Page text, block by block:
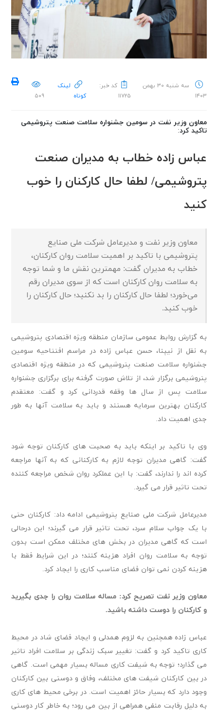
سه شنبه ۳۰ بهمن
۱۴۰۳
کد خبر:
۱۱۷۲۵
لینک
کوتاه
۵۰۹
معاون وزیر نفت در سومین جشنواره سلامت صنعت پتروشیمی
تاکید کرد:
عباس زاده خطاب به مدیران صنعت
پتروشیمی/ لطفا حال کارکنان را خوب
کنید
معاون وزیر نفت و مدیرعامل شرکت ملی صنایع
پتروشیمی با تاکید بر اهمیت سلامت روان کارکنان،
خطاب به مدیران گفت: مهمترین نقش ما و شما توجه
به سلامت روان کارکنان است که از سوی مدیران رقم
می‌خورد؛ لطفا حال کارکنان را بد نکنید؛ حال کارکنان را
خوب کنید.
به گزارش روابط عمومی سازمان منطقه ویژه اقتصادی پتروشیمی
به نقل از نیپنا، حسن عباس زاده در مراسم افتتاحیه سومین
جشنواره سلامت صنعت پتروشیمی که در منطقه ویژه اقتصادی
پتروشیمی برگزار شد، از تلاش صورت گرفته برای برگزاری جشنواره
سلامت پس از سال ها وقفه قدردانی کرد و گفت: معتقدم
کارکنان بهترین سرمایه هستند و باید به سلامت آنها به طور
جدی اهمیت داد.
وی با تاکید بر اینکه باید به صحبت های کارکنان توجه شود
گفت: گاهی مدیران توجه لازم به کارکنانی که به آنها مراجعه
کرده اند را ندارند، گفت: با این عملکرد روان شخص مراجعه کننده
تحت تاثیر قرار می گیرد.
مدیرعامل شرکت ملی صنایع پتروشیمی ادامه داد: کارکنان حتی
با یک جواب سلام سرد، تحت تاثیر قرار می گیرند؛ این درحالی
است که گاهی مدیران در بخش های مختلف ممکن است بدون
توجه به سلامت روان افراد هزینه کنند؛ در این شرایط فقط با
هزینه کردن نمی توان فضای مناسب کاری را ایجاد کرد.
معاون وزیر نفت تصریح کرد: مساله سلامت روان را جدی بگیرید
و کارکنان را دوست داشته باشید.
عباس زاده همچنین به لزوم همدلی و ایجاد فضای شاد در محیط
کاری تاکید کرد و گفت: تغییر سبک زندگی بر سلامت افراد تاثیر
می گذارد؛ توجه به شیفت کاری مساله بسیار مهمی است. گاهی
در بین کارکنان شیفت های مختلف، وفاق و دوستی بین کارکنان
وجود دارد که بسیار حائز اهمیت است. در برخی محیط های کاری
به دلیل رقابت منفی همراهی از بین می رود؛ به خاطر کار دوستی